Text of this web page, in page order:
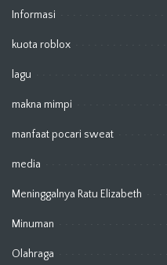
Informasi
kuota roblox
lagu
makna mimpi
manfaat pocari sweat
media
Meninggalnya Ratu Elizabeth
Minuman
Olahraga